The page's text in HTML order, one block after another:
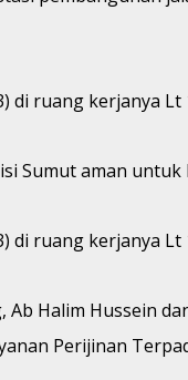
ruang kerjanya
Sumut aman untuk
ruang kerjanya
Ab Halim Hussein
Perijinan